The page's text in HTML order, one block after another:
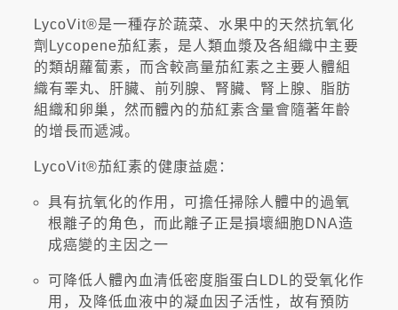
LycoVit®是一種存於蔬菜、水果中的天然抗氧化
劑Lycopene茄紅素，是人類血漿及各組織中主要
的類胡蘿蔔素，而含較高量茄紅素之主要人體組
織有睪丸、肝臟、前列腺、腎臟、腎上腺、脂肪
組織和卵巢，然而體內的茄紅素含量會隨著年齡
的增長而遞減。
LycoVit®茄紅素的健康益處：
具有抗氧化的作用，可擔任掃除人體中的過氧
根離子的角色，而此離子正是損壞細胞DNA造
成癌變的主因之一
可降低人體內血清低密度脂蛋白LDL的受氧化作
用，及降低血液中的凝血因子活性，故有預防